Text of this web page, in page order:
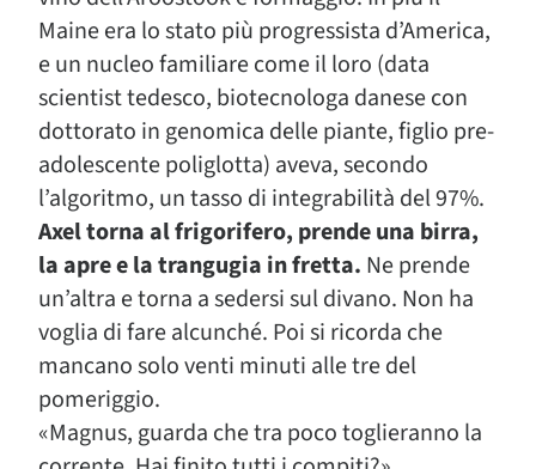
Maine era lo stato più progressista d’America,
e un nucleo familiare come il loro (data
scientist tedesco, biotecnologa danese con
dottorato in genomica delle piante, figlio pre-
adolescente poliglotta) aveva, secondo
l’algoritmo, un tasso di integrabilità del 97%.
Axel torna al frigorifero, prende una birra,
la apre e la trangugia in fretta. Ne prende
un’altra e torna a sedersi sul divano. Non ha
voglia di fare alcunché. Poi si ricorda che
mancano solo venti minuti alle tre del
pomeriggio.
«Magnus, guarda che tra poco toglieranno la